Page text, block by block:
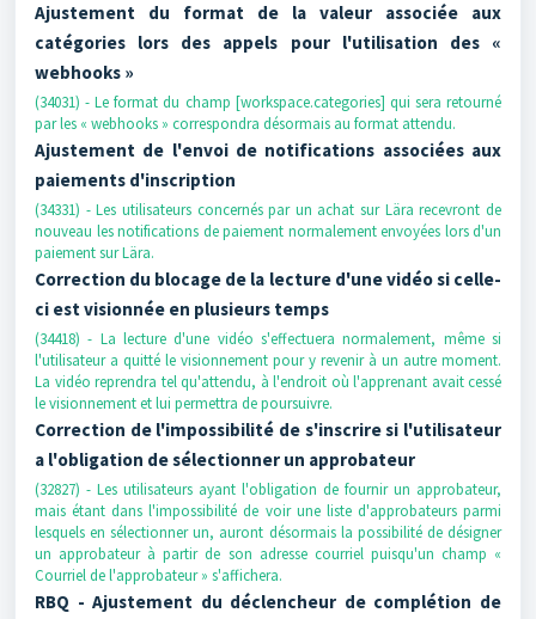
Ajustement du format de la valeur associée aux
catégories lors des appels pour l'utilisation des «
webhooks »
(34031) - Le format du champ [workspace.categories] qui sera retourné
par les « webhooks » correspondra désormais au format attendu.
Ajustement de l'envoi de notifications associées aux
paiements d'inscription
(34331) - Les utilisateurs concernés par un achat sur Lära recevront de
nouveau les notifications de paiement normalement envoyées lors d'un
paiement sur Lära.
Correction du blocage de la lecture d'une vidéo si celle-
ci est visionnée en plusieurs temps
(34418) - La lecture d'une vidéo s'effectuera normalement, même si
l'utilisateur a quitté le visionnement pour y revenir à un autre moment.
La vidéo reprendra tel qu'attendu, à l'endroit où l'apprenant avait cessé
le visionnement et lui permettra de poursuivre.
Correction de l'impossibilité de s'inscrire si l'utilisateur
a l'obligation de sélectionner un approbateur
(32827) - Les utilisateurs ayant l'obligation de fournir un approbateur,
mais étant dans l'impossibilité de voir une liste d'approbateurs parmi
lesquels en sélectionner un, auront désormais la possibilité de désigner
un approbateur à partir de son adresse courriel puisqu'un champ «
Courriel de l'approbateur » s'affichera.
RBQ - Ajustement du déclencheur de complétion de